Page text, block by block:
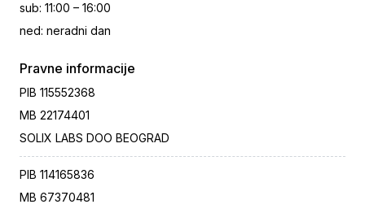
sub: 11:00 – 16:00
ned: neradni dan
Pravne informacije
PIB 115552368
MB 22174401
SOLIX LABS DOO BEOGRAD
PIB 114165836
MB 67370481